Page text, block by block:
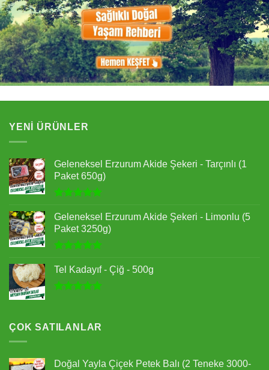
YENI ÜRÜNLER
Geleneksel Erzurum Akide Şekeri - Tarçınlı (1
Paket 650g)
5.00oy
aldı
Geleneksel Erzurum Akide Şekeri - Limonlu (5
Paket 3250g)
5.00oy
Tel Kadayıf - Çiğ - 500g
ÇOK SATILANLAR
Doğal Yayla Çiçek Petek Balı (2 Teneke 3000-